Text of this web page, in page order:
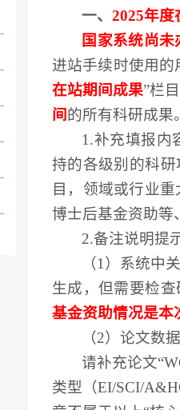
一、2025年度
国家系统尚
进站手续时使用的
在站期间成果”栏
间的所有科研成果。
1.补充填报内
持的各级别的科研
目，领域或行业
博士后基金资助等
2.备注说明提
（1 ） 系统中
生成 ，但需要检查
基金资助情况是本
（2）论文数
请补充论文
类型（EI/SCI/